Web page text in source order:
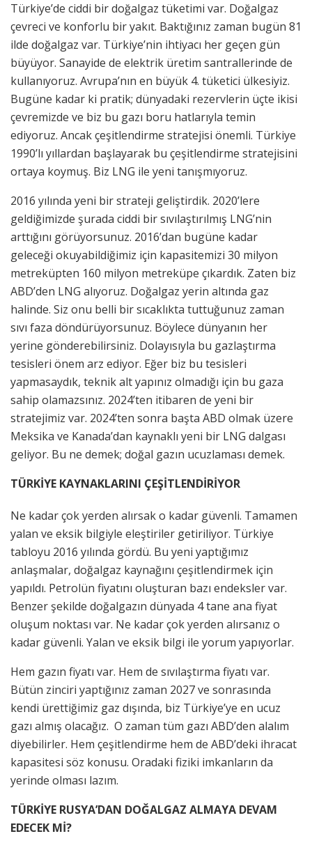
Türkiye’de ciddi bir doğalgaz tüketimi var. Doğalgaz
çevreci ve konforlu bir yakıt. Baktığınız zaman bugün 81
ilde doğalgaz var. Türkiye’nin ihtiyacı her geçen gün
büyüyor. Sanayide de elektrik üretim santrallerinde de
kullanıyoruz. Avrupa’nın en büyük 4. tüketici ülkesiyiz.
Bugüne kadar ki pratik; dünyadaki rezervlerin üçte ikisi
çevremizde ve biz bu gazı boru hatlarıyla temin
ediyoruz. Ancak çeşitlendirme stratejisi önemli. Türkiye
1990’lı yıllardan başlayarak bu çeşitlendirme stratejisini
ortaya koymuş. Biz LNG ile yeni tanışmıyoruz.
2016 yılında yeni bir strateji geliştirdik. 2020’lere
geldiğimizde şurada ciddi bir sıvılaştırılmış LNG’nin
arttığını görüyorsunuz. 2016’dan bugüne kadar
geleceği okuyabildiğimiz için kapasitemizi 30 milyon
metreküpten 160 milyon metreküpe çıkardık. Zaten biz
ABD’den LNG alıyoruz. Doğalgaz yerin altında gaz
halinde. Siz onu belli bir sıcaklıkta tuttuğunuz zaman
sıvı faza döndürüyorsunuz. Böylece dünyanın her
yerine gönderebilirsiniz. Dolayısıyla bu gazlaştırma
tesisleri önem arz ediyor. Eğer biz bu tesisleri
yapmasaydık, teknik alt yapınız olmadığı için bu gaza
sahip olamazsınız. 2024’ten itibaren de yeni bir
stratejimiz var. 2024’ten sonra başta ABD olmak üzere
Meksika ve Kanada’dan kaynaklı yeni bir LNG dalgası
geliyor. Bu ne demek; doğal gazın ucuzlaması demek.
TÜRKİYE KAYNAKLARINI ÇEŞİTLENDİRİYOR
Ne kadar çok yerden alırsak o kadar güvenli. Tamamen
yalan ve eksik bilgiyle eleştiriler getiriliyor. Türkiye
tabloyu 2016 yılında gördü. Bu yeni yaptığımız
anlaşmalar, doğalgaz kaynağını çeşitlendirmek için
yapıldı. Petrolün fiyatını oluşturan bazı endeksler var.
Benzer şekilde doğalgazın dünyada 4 tane ana fiyat
oluşum noktası var. Ne kadar çok yerden alırsanız o
kadar güvenli. Yalan ve eksik bilgi ile yorum yapıyorlar.
Hem gazın fiyatı var. Hem de sıvılaştırma fiyatı var.
Bütün zinciri yaptığınız zaman 2027 ve sonrasında
kendi ürettiğimiz gaz dışında, biz Türkiye’ye en ucuz
gazı almış olacağız. O zaman tüm gazı ABD’den alalım
diyebilirler. Hem çeşitlendirme hem de ABD’deki ihracat
kapasitesi söz konusu. Oradaki fiziki imkanların da
yerinde olması lazım.
TÜRKİYE RUSYA’DAN DOĞALGAZ ALMAYA DEVAM
EDECEK Mİ?